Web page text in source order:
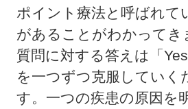
ポイント療法と呼ばれて
があることがわかって
質問に対する答えは「
を一つずつ克服していく
す。一つの疾患の原因を